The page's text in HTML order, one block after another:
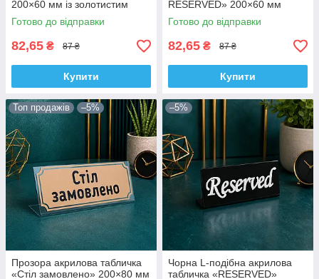
200×60 мм із золотистим
написом
Готово до відправки
82,65 ₴ 87 ₴
Купити
RESERVED» 200×60 мм
Готово до відправки
82,65 ₴ 87 ₴
Купити
Топ продажів –5%
Прозора акрилова табличка
«Стіл замовлено» 200×80 мм
–5%
Чорна L-подібна акрилова
табличка «RESERVED»